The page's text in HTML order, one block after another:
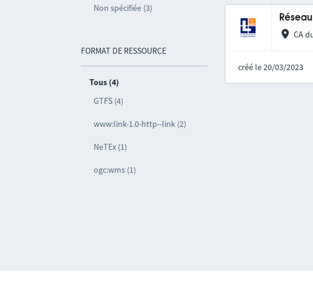
Non spécifiée (3)
FORMAT DE RESSOURCE
Tous (4)
GTFS (4)
www:link-1.0-http--link (2)
NeTEx (1)
ogc:wms (1)
CA
créé le 20/03/2023